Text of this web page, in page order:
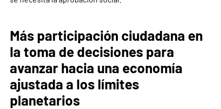
Más participación ciudadana en
la toma de decisiones para
avanzar hacia una economía
ajustada a los límites
planetarios